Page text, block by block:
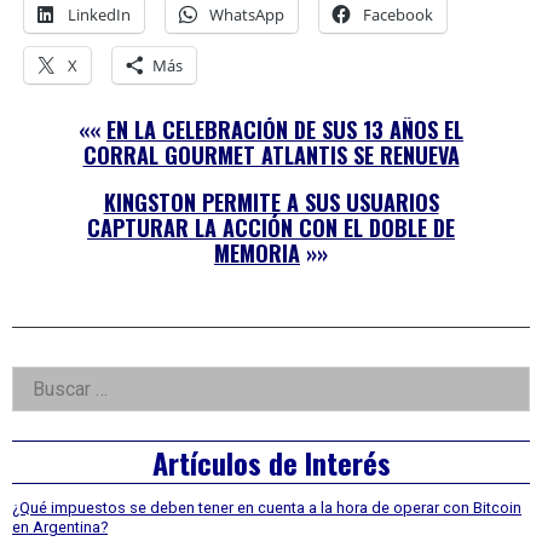
LinkedIn WhatsApp Facebook
X Más
«« EN LA CELEBRACIÓN DE SUS 13 AÑOS EL
CORRAL GOURMET ATLANTIS SE RENUEVA
KINGSTON PERMITE A SUS USUARIOS
CAPTURAR LA ACCIÓN CON EL DOBLE DE
MEMORIA »»
Right
Asides
Buscar:
Artículos de Interés
¿Qué impuestos se deben tener en cuenta a la hora de operar con Bitcoin
en Argentina?